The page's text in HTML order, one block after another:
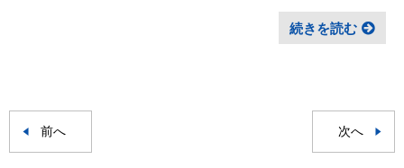
続きを読む
前へ 次へ